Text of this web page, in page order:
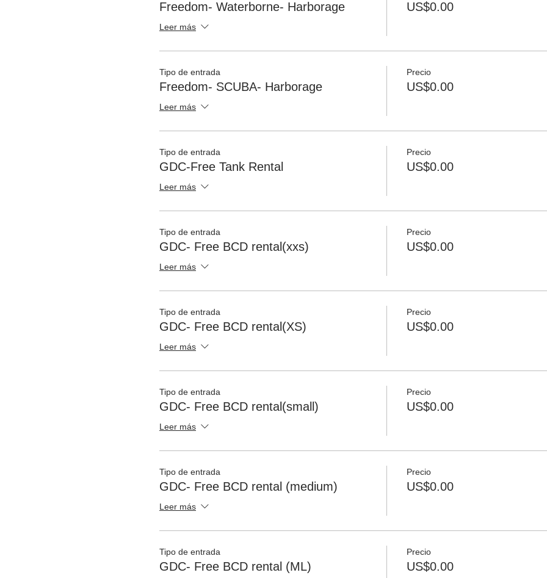
Freedom- Waterborne- Harborage
Leer más
US$0.00
Tipo de entrada
Freedom- SCUBA- Harborage
Leer más
Precio
US$0.00
Tipo de entrada
GDC-Free Tank Rental
Leer más
Precio
US$0.00
Tipo de entrada
GDC- Free BCD rental(xxs)
Leer más
Precio
US$0.00
Tipo de entrada
GDC- Free BCD rental(XS)
Leer más
Precio
US$0.00
Tipo de entrada
GDC- Free BCD rental(small)
Leer más
Precio
US$0.00
Tipo de entrada
GDC- Free BCD rental (medium)
Leer más
Precio
US$0.00
Tipo de entrada
GDC- Free BCD rental (ML)
Precio
US$0.00